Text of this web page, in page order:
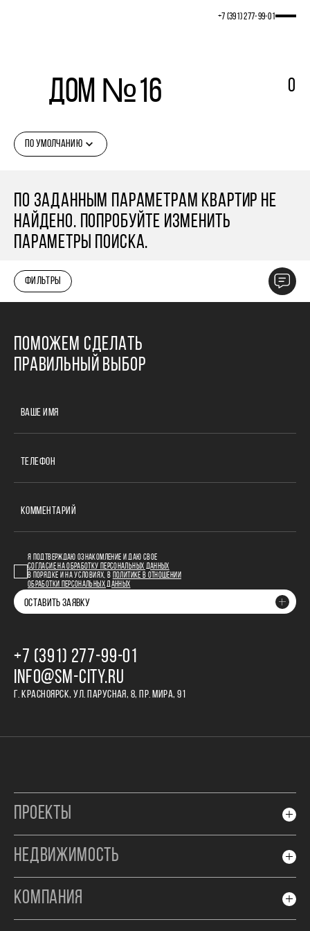
+7 (391) 277‒99‒01
Дом №16 0
ФИЛЬТРЫ
ПО УМОЛЧАНИЮ
ПО ЗАДАННЫМ ПАРАМЕТРАМ КВАРТИР НЕ
НАЙДЕНО. ПОПРОБУЙТЕ ИЗМЕНИТЬ
ПАРАМЕТРЫ ПОИСКА.
ПОМОЖЕМ СДЕЛАТЬ
ПРАВИЛЬНЫЙ ВЫБОР
ВАШЕ ИМЯ
ТЕЛЕФОН
КОММЕНТАРИЙ
Я ПОДТВЕРЖДАЮ ОЗНАКОМЛЕНИЕ И ДАЮ СВОЕ
СОГЛАСИЕ НА ОБРАБОТКУ ПЕРСОНАЛЬНЫХ ДАННЫХ
В ПОРЯДКЕ И НА УСЛОВИЯХ, В
ПОЛИТИКЕ В ОТНОШЕНИИ
ОБРАБОТКИ ПЕРСОНАЛЬНЫХ ДАННЫХ
ОСТАВИТЬ ЗАЯВКУ
+7 (391) 277‒99‒01
INFO@SM-CITY.RU
Г. КРАСНОЯРСК, УЛ. ПАРУСНАЯ, 8, ПР. МИРА, 91
ПРОЕКТЫ
НЕДВИЖИМОСТЬ
КОМПАНИЯ